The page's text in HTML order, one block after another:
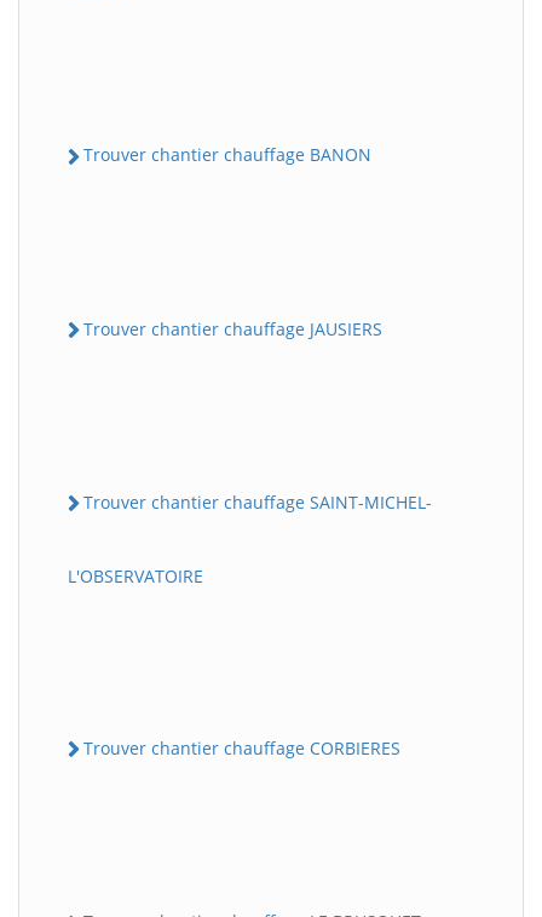
Trouver chantier chauffage BANON
Trouver chantier chauffage JAUSIERS
Trouver chantier chauffage SAINT-MICHEL-
L'OBSERVATOIRE
Trouver chantier chauffage CORBIERES